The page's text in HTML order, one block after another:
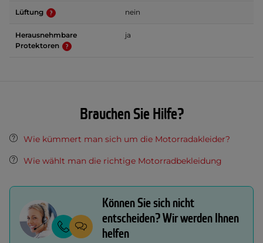
Lüftung nein
Herausnehmbare
Protektoren
ja
Brauchen Sie Hilfe?
Wie kümmert man sich um die Motorradakleider?
Wie wählt man die richtige Motorradbekleidung
Können Sie sich nicht
entscheiden? Wir werden Ihnen
helfen